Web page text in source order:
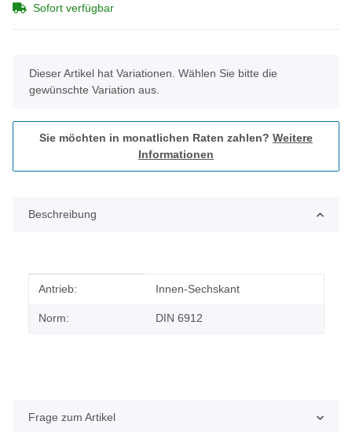
Sofort verfügbar
x
Dieser Artikel hat Variationen. Wählen Sie bitte die
gewünschte Variation aus.
Sie möchten in monatlichen Raten zahlen? Weitere
Informationen
Beschreibung
Produkteigenschaft
Wert
Antrieb: Innen-Sechskant
Norm: DIN 6912
Frage zum Artikel